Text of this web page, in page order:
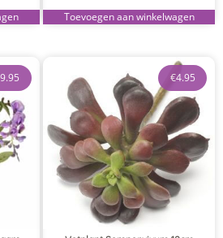
Toevoegen aan winkelwagen
9.95 €4.95